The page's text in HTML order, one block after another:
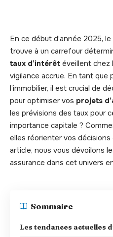
En ce début d’année 2025, le
trouve à un carrefour
taux d’intérêt éveillent chez
vigilance accrue. En tant que
l’immobilier, il est crucial de
pour optimiser vos projets
les prévisions des taux pour
importance capitale ?
elles réorienter vos
article, nous vous dévoilons
assurance dans cet univers
Sommaire
Les tendances actuelles